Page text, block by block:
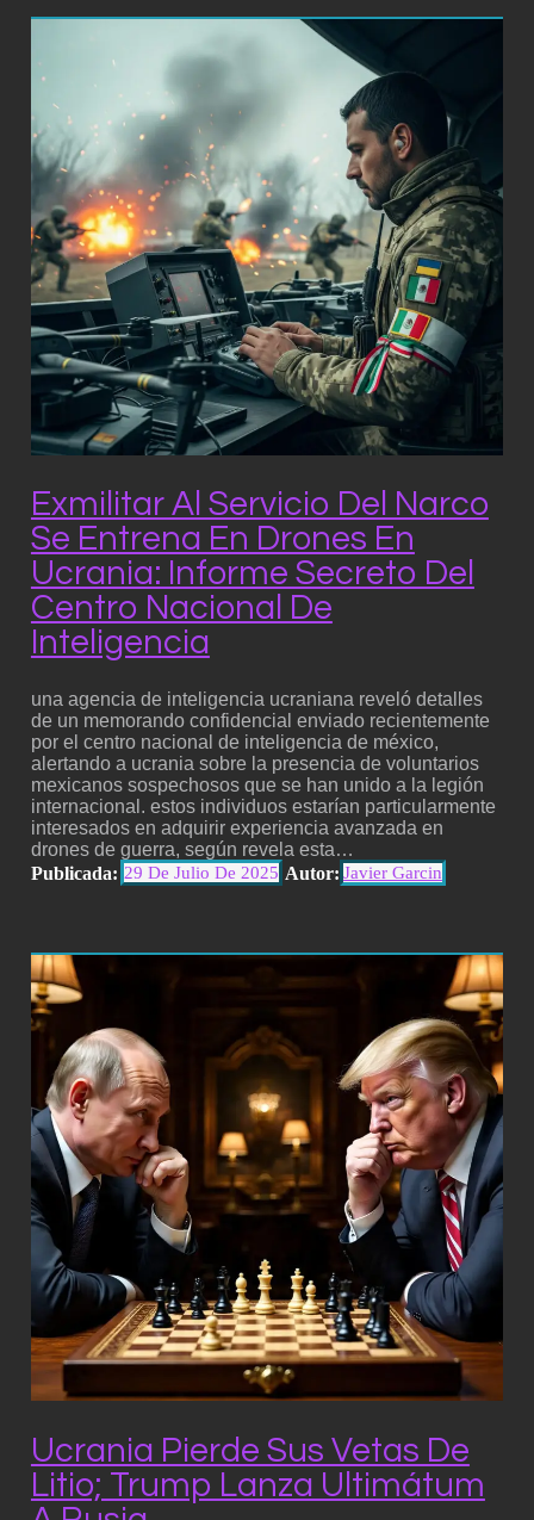
Exmilitar Al Servicio Del Narco
Se Entrena En Drones En
Ucrania: Informe Secreto Del
Centro Nacional De
Inteligencia
una agencia de inteligencia ucraniana reveló detalles
de un memorando confidencial enviado recientemente
por el centro nacional de inteligencia de méxico,
alertando a ucrania sobre la presencia de voluntarios
mexicanos sospechosos que se han unido a la legión
internacional. estos individuos estarían particularmente
interesados en adquirir experiencia avanzada en
drones de guerra, según revela esta…
Publicada: 29 De Julio De 2025 Autor: Javier Garcin
Ucrania Pierde Sus Vetas De
Litio; Trump Lanza Ultimátum